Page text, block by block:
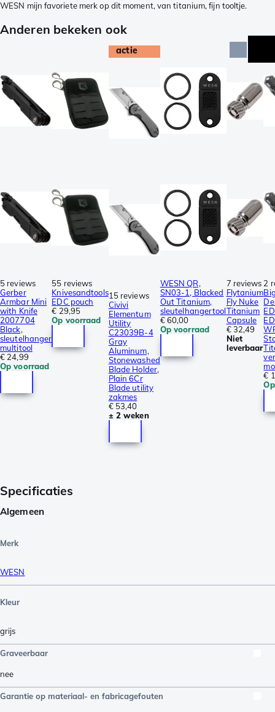
WESN mijn favoriete merk op dit moment, van titanium, fijn tooltje.
Anderen bekeken ook
5 reviews
Gerber
Armbar Mini
with Knife
2007704
Black,
sleutelhanger
multitool
€ 24,99
Op voorraad
55 reviews
Knivesandtools
EDC pouch
€ 29,95
Op voorraad
actie
15 reviews
Civivi
Elementum
Utility
C23039B-4
Gray
Aluminum,
Stonewashed
Blade Holder,
Plain 6Cr
Blade utility
zakmes
€ 53,40
± 2 weken
WESN QR,
SN03-1, Blacked
Out Titanium,
sleutelhangertool
€ 60,00
Op voorraad
7 reviews
Flytanium
Fly Nuke
Titanium
Capsule
€ 32,49
Niet
leverbaar
2
€
Specificaties
Algemeen
Merk
WESN
Kleur
grijs
Graveerbaar
nee
Garantie op materiaal- en fabricagefouten